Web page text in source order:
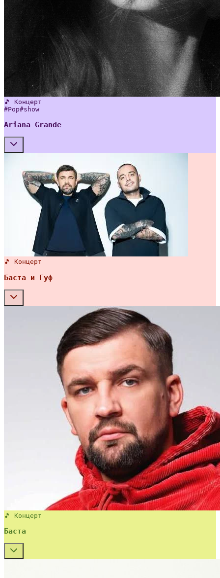
🎵 Концерт
#Pop#show
Ariana Grande
🎵 Концерт
Баста и Гуф
🎵 Концерт
Баста